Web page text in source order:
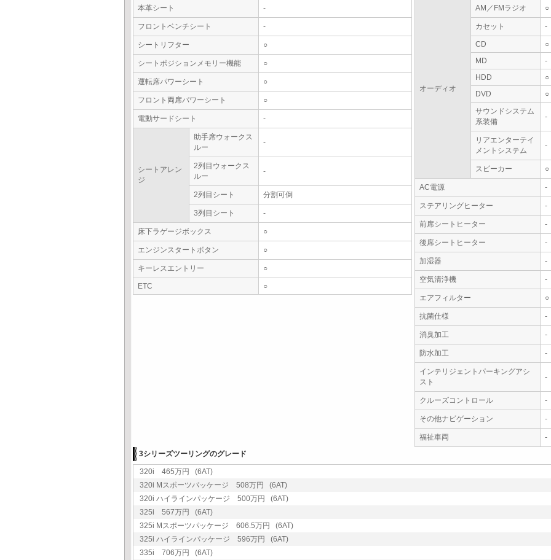
本革シート -
フロントベンチシート -
シートリフター ○
シートポジションメモリー機能 ○
運転席パワーシート ○
フロント両席パワーシート ○
電動サードシート -
シートアレン
ジ
助手席ウォークス
ルー
-
2列目ウォークス
ルー
-
2列目シート 分割可倒
3列目シート -
床下ラゲージボックス ○
エンジンスタートボタン ○
キーレスエントリー ○
ETC ○
オーディオ
AM／FMラジオ ○
カセット -
CD
○
MD
-
HDD
○
DVD
○
サウンドシステム
系装備
-
リアエンターテイ
メントシステム
-
スピーカー ○
AC電源 -
ステアリングヒーター -
前席シートヒーター -
後席シートヒーター -
加湿器 -
空気清浄機 -
エアフィルター ○
抗菌仕様 -
消臭加工 -
防水加工 -
インテリジェントパーキングアシ
スト
-
クルーズコントロール -
その他ナビゲーション -
福祉車両
-
3シリーズツーリングのグレード
320i 465万円 (6AT)
320i Mスポーツパッケージ 508万円 (6AT)
320i ハイラインパッケージ 500万円 (6AT)
325i 567万円 (6AT)
325i Mスポーツパッケージ 606.5万円 (6AT)
325i ハイラインパッケージ 596万円 (6AT)
335i 706万円 (6AT)